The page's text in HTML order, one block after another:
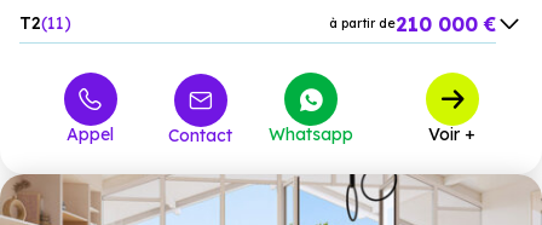
T2 11 à partir de210 000 €
à partir de 434 000 €
Appel Contact Whatsapp Voir +